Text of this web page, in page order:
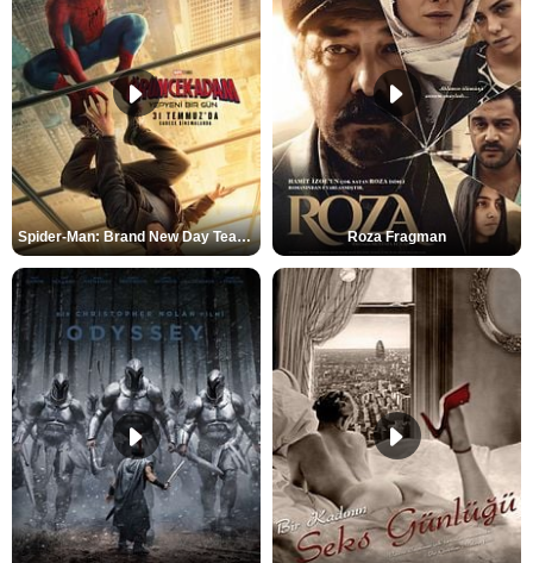
Spider-Man: Brand New Day Teaser Roza Fragman